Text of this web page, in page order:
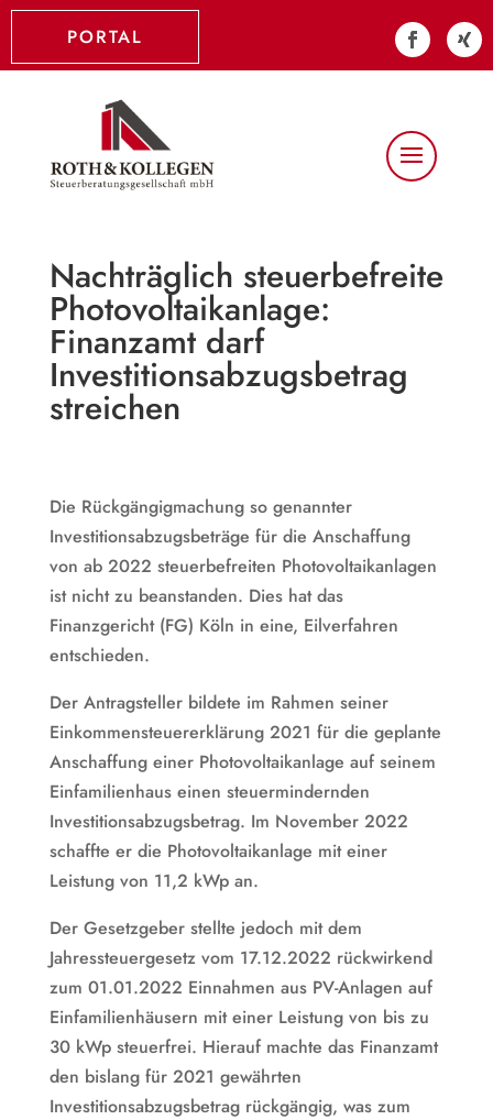
PORTAL
Nachträglich steuerbefreite
Photovoltaikanlage:
Finanzamt darf
Investitionsabzugsbetrag
streichen
Die Rückgängigmachung so genannter
Investitionsabzugsbeträge für die Anschaffung
von ab 2022 steuerbefreiten Photovoltaikanlagen
ist nicht zu beanstanden. Dies hat das
Finanzgericht (FG) Köln in eine, Eilverfahren
entschieden.
Der Antragsteller bildete im Rahmen seiner
Einkommensteuererklärung 2021 für die geplante
Anschaffung einer Photovoltaikanlage auf seinem
Einfamilienhaus einen steuermindernden
Investitionsabzugsbetrag. Im November 2022
schaffte er die Photovoltaikanlage mit einer
Leistung von 11,2 kWp an.
Der Gesetzgeber stellte jedoch mit dem
Jahressteuergesetz vom 17.12.2022 rückwirkend
zum 01.01.2022 Einnahmen aus PV-Anlagen auf
Einfamilienhäusern mit einer Leistung von bis zu
30 kWp steuerfrei. Hierauf machte das Finanzamt
den bislang für 2021 gewährten
Investitionsabzugsbetrag rückgängig, was zum